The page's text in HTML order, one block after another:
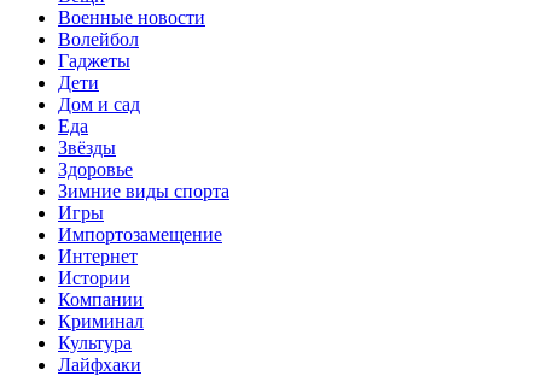
Военные новости
Волейбол
Гаджеты
Дети
Дом и сад
Еда
Звёзды
Здоровье
Зимние виды спорта
Игры
Импортозамещение
Интернет
Истории
Компании
Криминал
Культура
Лайфхаки